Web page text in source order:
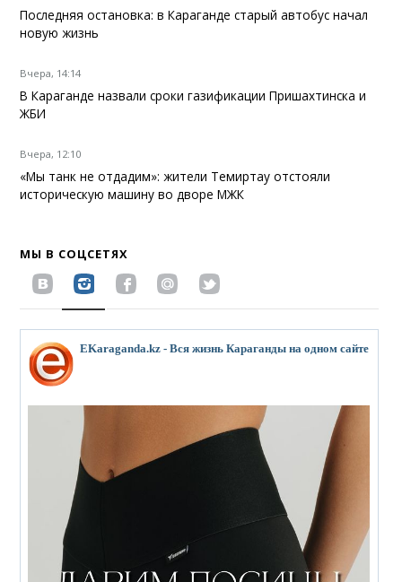
Последняя остановка: в Караганде старый автобус начал
новую жизнь
Вчера, 14:14
В Караганде назвали сроки газификации Пришахтинска и
ЖБИ
Вчера, 12:10
«Мы танк не отдадим»: жители Темиртау отстояли
историческую машину во дворе МЖК
МЫ В СОЦСЕТЯХ
EKaraganda.kz - Вся жизнь Караганды на одном сайте